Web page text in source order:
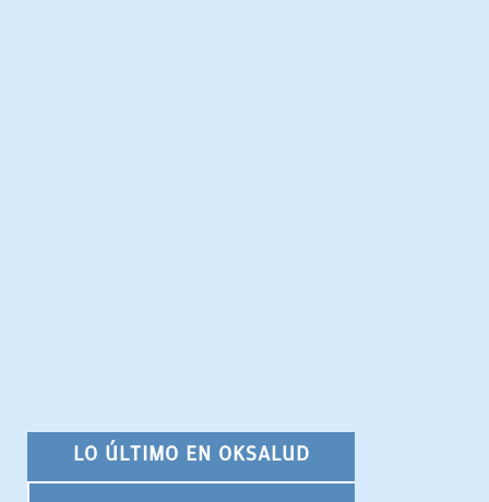
LO ÚLTIMO EN OKSALUD